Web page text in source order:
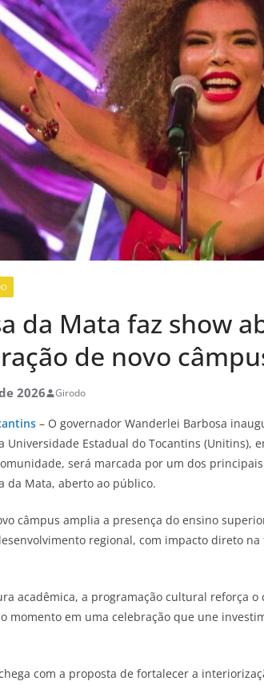
da Mata faz show
de novo
2026 Girodo
– O governador Wanderlei Barbosa
Universidade Estadual do Tocantins (Unitins),
será marcada por um dos
da Mata, aberto ao público.
câmpus amplia a presença do ensino
regional, com impacto direto na
acadêmica, a programação cultural reforça
momento em uma celebração que une
com a proposta de fortalecer a